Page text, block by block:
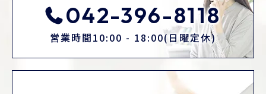
042-396-8118
営業時間10:00 - 18:00(日曜定休)